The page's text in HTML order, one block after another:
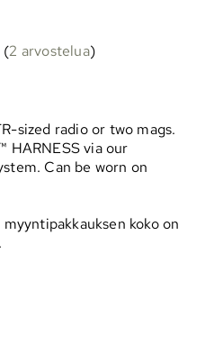
(2 arvostelua)
sized radio or two mags.
HARNESS via our
Can be worn on
koko on